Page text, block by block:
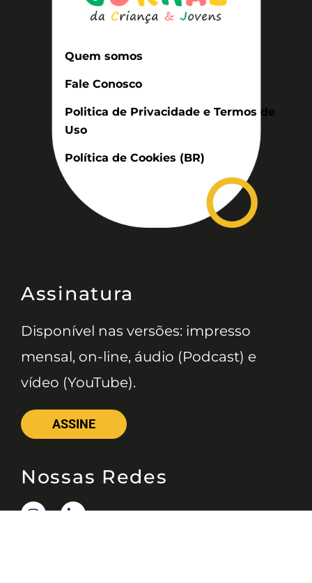
Quem somos
Fale Conosco
Politica de Privacidade e Termos de
Uso
Política de Cookies (BR)
Assinatura
Disponível nas versões: impresso
mensal, on-line, áudio (Podcast) e
vídeo (YouTube).
ASSINE
Nossas Redes